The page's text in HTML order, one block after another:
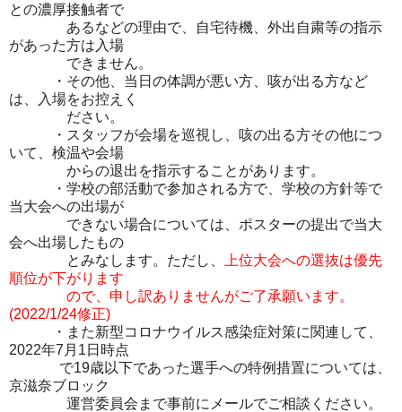
との濃厚接触者で
あるなどの理由で、自宅待機、外出自粛等の指示
があった方は入場
できません。
・その他、当日の体調が悪い方、咳が出る方など
は、入場をお控えく
ださい。
・スタッフが会場を巡視し、咳の出る方その他につ
いて、検温や会場
からの退出を指示することがあります。
・学校の部活動で参加される方で、学校の方針等で
当大会への出場が
できない場合については、ポスターの提出で当大
会へ出場したもの
とみなします。ただし、
上位大会への選抜は優先
順位が下がります
ので、申し訳ありませんがご了承願います。
(2022/1/24修正)
・また新型コロナウイルス感染症対策に関連して、
2022年7月1日時点
で19歳以下であった選手への特例措置については、
京滋奈ブロック
運営委員会まで事前にメールでご相談ください。